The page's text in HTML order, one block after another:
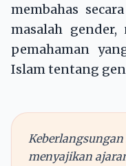
membahas
masalah
pemahaman
Islam tentang
menyajikan